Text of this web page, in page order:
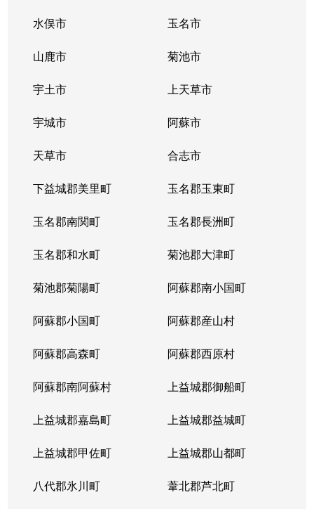
水俣市 玉名市
山鹿市 菊池市
宇土市 上天草市
宇城市 阿蘇市
天草市 合志市
下益城郡美里町 玉名郡玉東町
玉名郡南関町 玉名郡長洲町
玉名郡和水町 菊池郡大津町
菊池郡菊陽町 阿蘇郡南小国町
阿蘇郡小国町 阿蘇郡産山村
阿蘇郡高森町 阿蘇郡西原村
阿蘇郡南阿蘇村 上益城郡御船町
上益城郡嘉島町 上益城郡益城町
上益城郡甲佐町 上益城郡山都町
八代郡氷川町 葦北郡芦北町